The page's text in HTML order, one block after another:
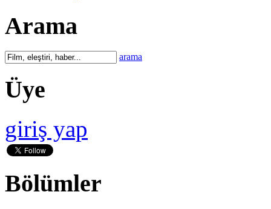
Arama
arama
Üye
giriş yap
Bölümler